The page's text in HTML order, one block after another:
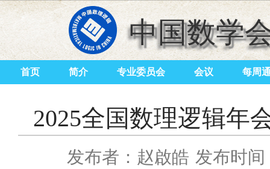
中国数学
首页 简介 专业委员会 会议 每周
2025全国数理逻辑年
发布者：赵啟皓 发布时